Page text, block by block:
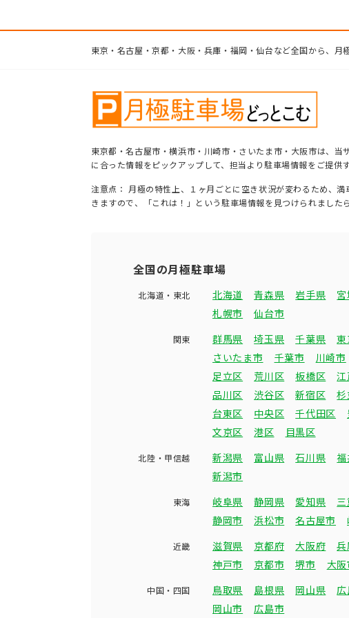
東京・名古屋・京都・大阪・兵庫・福岡・仙台など全国から、月
東京都・名古屋市・横浜市・川崎市・さいたま市・大阪市は、
に合った情報をピックアップして、担当より駐車場情報をご提供
注意点： 月極の特性上、１ヶ月ごとに空き状況が変わるため、
きますので、「これは！」という駐車場情報を見つけられました
全国の月極駐車場
北海道・東北 北海道 青森県 岩手県
札幌市
仙台市
関東 群馬県 埼玉県 千葉県 東
さいたま市
千葉市 川崎市
足立区
荒川区 板橋区
品川区
渋谷区 新宿区
台東区
中央区 千代田区
文京区
港区 目黒区
北陸・甲信越 新潟県 富山県 石川県
新潟市
東海 岐阜県 静岡県 愛知県
静岡市
浜松市 名古屋市
近畿 滋賀県 京都府 大阪府
神戸市
京都市 堺市 大阪
中国・四国 鳥取県 島根県 岡山県
岡山市
広島市